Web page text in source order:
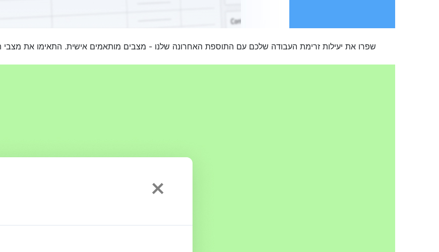
שפרו את יעילות זרימת העבודה שלכם עם התוספת האחרונה שלנו - מצבים מותאמים אישית. התאימו את מצבי